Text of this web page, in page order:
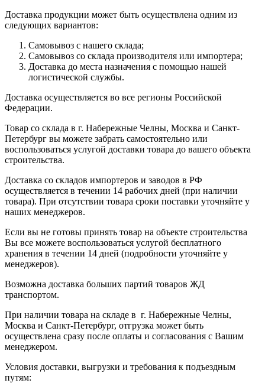
Доставка продукции может быть осуществлена одним из
следующих вариантов:
Самовывоз с нашего склада;
Самовывоз со склада производителя или импортера;
Доставка до места назначения с помощью нашей
логистической службы.
Доставка осуществляется во все регионы Российской
Федерации.
Товар со склада в г. Набережные Челны, Москва и Санкт-
Петербург вы можете забрать самостоятельно или
воспользоваться услугой доставки товара до вашего объекта
строительства.
Доставка со складов импортеров и заводов в РФ
осуществляется в течении 14 рабочих дней (при наличии
товара). При отсутствии товара сроки поставки уточняйте у
наших менеджеров.
Если вы не готовы принять товар на объекте строительства
Вы все можете воспользоваться услугой бесплатного
хранения в течении 14 дней (подробности уточняйте у
менеджеров).
Возможна доставка больших партий товаров ЖД
транспортом.
При наличии товара на складе в г. Набережные Челны,
Москва и Санкт-Петербург, отгрузка может быть
осуществлена сразу после оплаты и согласования с Вашим
менеджером.
Условия доставки, выгрузки и требования к подъездным
путям: